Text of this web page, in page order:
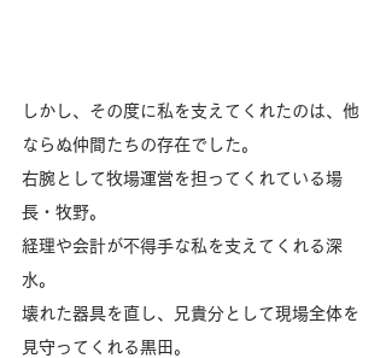
しかし、その度に私を支えてくれたのは、他
ならぬ仲間たちの存在でした。
右腕として牧場運営を担ってくれている場
長・牧野。
経理や会計が不得手な私を支えてくれる深
水。
壊れた器具を直し、兄貴分として現場全体を
見守ってくれる黒田。